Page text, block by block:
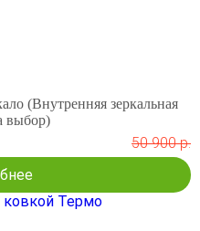
(Внутренняя зеркальная
выбор)
50 900 р.